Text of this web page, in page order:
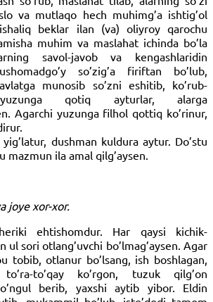
va mutlaqo hech muhimg’a ishtig’ol
beklar ilan (va) oliyroy qarochu
muhim va maslahat ichinda bo’la
savol-javob va kengashlaridin
so’zig’a firiftan bo’lub,
munosib so’zni eshitib, ko’rub-
qotiq ayturlar, alarga
Agarchi yuzunga filhol qottiq ko’rinur,
dushman kuldura aytur. Do’stu
mazmun ila amal qilg’aysen.
joye xor-xor.
ehtishomdur. Har qaysi kichik-
ul sori otlang’uvchi bo’lmag’aysen. Agar
tobib, otlanur bo’lsang, ish boshlagan,
to’qay ko’rgon, tuzuk qilg’on
berib, yaxshi aytib yibor. Eldin